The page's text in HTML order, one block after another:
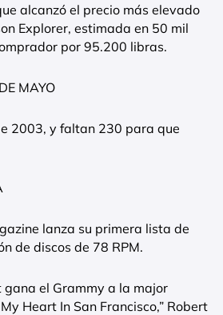
alcanzó el precio más elevado
Explorer, estimada en 50 mil
por 95.200 libras.
MAYO
2003, y faltan 230 para que
lanza su primera lista de
de discos de 78 RPM.
gana el Grammy a la major
Heart In San Francisco,” Robert